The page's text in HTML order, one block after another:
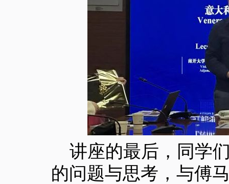
讲座的最后，同学
的问题与思考，与傅